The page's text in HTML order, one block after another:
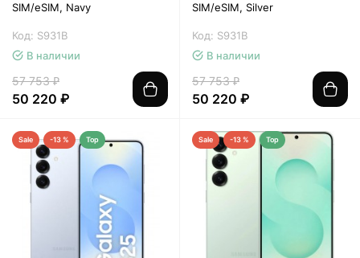
SIM/eSIM, Navy
Код: S931B
В наличии
57 753 ₽
50 220 ₽
SIM/eSIM, Silver
Код: S931B
В наличии
57 753 ₽
50 220 ₽
Sale -13 % Top Sale -13 % Top